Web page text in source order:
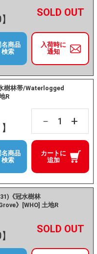
－ +
入荷時に
通知
名商品
検索
樹林帯/Waterlogged
R
－ +
カートに
追加
名商品
検索
《冠水樹林
》[WHO] 土地R
－ +